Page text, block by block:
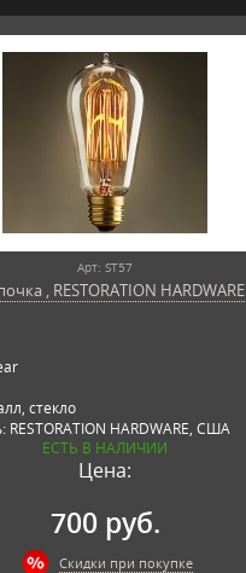
Арт: ST57
, RESTORATION HARDWARE
стекло
HARDWARE, США
ЕСТЬ В НАЛИЧИИ
Цена:
700 руб.
Скидки при покупке